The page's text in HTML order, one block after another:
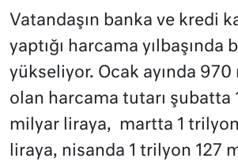
Vatandaşın banka ve kredi
yaptığı harcama yılbaşında
yükseliyor. Ocak ayında 970
olan harcama tutarı şubatta
milyar liraya, martta 1
liraya, nisanda 1 trilyon 127